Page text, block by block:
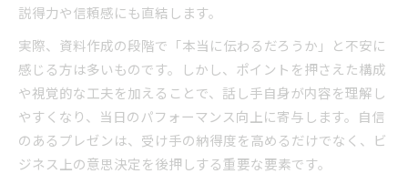
説得力や信頼感にも直結します。
実際、資料作成の段階で「本当に伝わるだろうか」と不安に
感じる方は多いものです。しかし、ポイントを押さえた構成
や視覚的な工夫を加えることで、話し手自身が内容を理解し
やすくなり、当日のパフォーマンス向上に寄与します。自信
のあるプレゼンは、受け手の納得度を高めるだけでなく、ビ
ジネス上の意思決定を後押しする重要な要素です。